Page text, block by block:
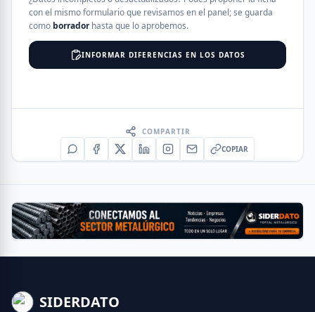
con el mismo formulario que revisamos en el panel; se guarda
como borradorhasta que lo aprobemos.
INFORMAR DIFERENCIAS EN LOS DATOS
COMPARTIR
COPIAR
SIDERDATO